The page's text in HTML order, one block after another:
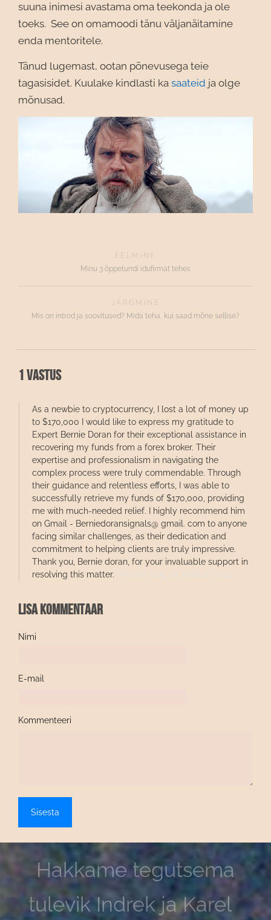
suuna inimesi avastama oma teekonda ja ole
toeks. See on omamoodi tänu väljanäitamine
enda mentoritele.
Tänud lugemast, ootan põnevusega teie
tagasisidet. Kuulake kindlasti ka saateid ja olge
mõnusad.
EELMINE
Minu 3 õppetundi idufirmat tehes
JÄRGMINE
Mis on introd ja soovitused? Mida teha, kui saad mõne sellise?
1 vastus
As a newbie to cryptocurrency, I lost a lot of money up
to $170,000 I would like to express my gratitude to
Expert Bernie Doran for their exceptional assistance in
recovering my funds from a forex broker. Their
expertise and professionalism in navigating the
complex process were truly commendable. Through
their guidance and relentless efforts, I was able to
successfully retrieve my funds of $170,000, providing
me with much-needed relief. I highly recommend him
on Gmail - Berniedoransignals@ gmail. com to anyone
facing similar challenges, as their dedication and
commitment to helping clients are truly impressive.
Thank you, Bernie doran, for your invaluable support in
resolving this matter.
Lisa kommentaar
Nimi
E-mail
Kommenteeri
Hakkame tegutsema
tulevik Indrek ja Karel